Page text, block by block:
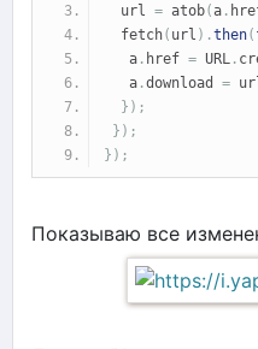
url = atob(a .
fetch( url ).then(
a . href = URL .
a .download =
});
});
});
Показываю все